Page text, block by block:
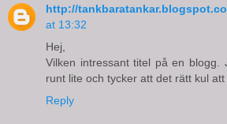
http://
at 13:32
Hej,
Vilken intressant titel på en blogg.
runt lite och tycker att det rätt kul
Reply